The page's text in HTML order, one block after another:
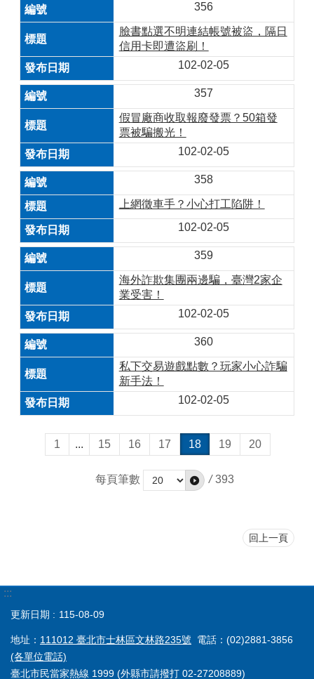
356
臉書點選不明連結帳號被盜，隔日
信用卡即遭盜刷！
102-02-05
357
假冒廠商收取報廢發票？50箱發
票被騙搬光！
102-02-05
358
上網徵車手？小心打工陷阱！
102-02-05
359
海外詐欺集團兩邊騙，臺灣2家企
業受害！
102-02-05
360
私下交易遊戲點數？玩家小心詐騙
新手法！
102-02-05
1 ... 15 16 17 18 19 20
每頁筆數 / 393
回上一頁
:::
更新日期 115-08-09
地址： 111012 臺北市士林區文林路235號 電話：(02)2881-3856
(各單位電話)
臺北市民當家熱線 1999 (外縣市請撥打 02-27208889)